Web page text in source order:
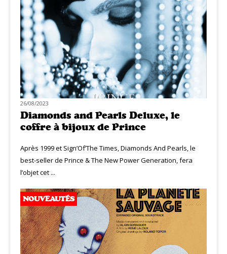
26/08/2023
Diamonds and Pearls Deluxe, le
coffre à bijoux de Prince
Après 1999 et Sign’Of’The Times, Diamonds And Pearls, le
best-seller de Prince & The New Power Generation, fera
l’objet cet ...
NOUVEAUTÉS